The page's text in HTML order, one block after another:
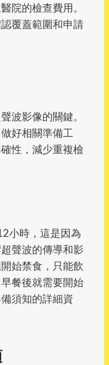
院的檢查費用。
覆蓋範圍和申請
波影像的關鍵。
好相關準備工
性，減少重複檢
小時，這是因為
聲波的傳導和影
始禁食，只能飲
餐後就需要開始
須知的詳細資